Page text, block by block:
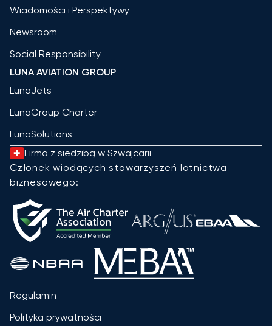
Wiadomości i Perspektywy
Newsroom
Social Responsibility
LUNA AVIATION GROUP
LunaJets
LunaGroup Charter
LunaSolutions
Firma z siedzibą w Szwajcarii
Członek wiodących stowarzyszeń lotnictwa
biznesowego:
Regulamin
Polityka prywatności